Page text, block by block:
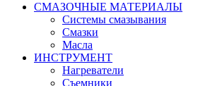
СМАЗОЧНЫЕ МАТЕРИАЛЫ
Системы смазывания
Смазки
Масла
ИНСТРУМЕНТ
Нагреватели
Съемники